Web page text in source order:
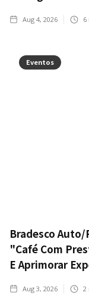
Aug 4, 2026 6
Eventos
Bradesco Auto/
"Café Com
E Aprimorar
Aug 3, 2026 2